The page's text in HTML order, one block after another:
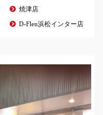
焼津店
D-Flen浜松インター店